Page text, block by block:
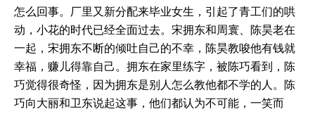
怎么回事。厂里又新分配来毕业女生，引起了青工们的哄
动，小花的时代已经全面过去。宋拥东和周寰、陈昊老在
一起，宋拥东不断的倾吐自己的不幸，陈昊教唆他有钱就
幸福，赚儿得靠自己。拥东在家里练字，被陈巧看到，陈
巧觉得很奇怪，因为拥东是别人怎么教他都不学的人。陈
巧向大丽和卫东说起这事，他们都认为不可能，一笑而